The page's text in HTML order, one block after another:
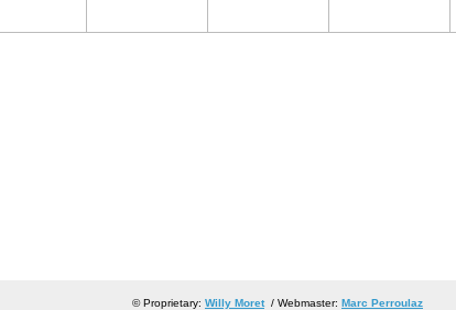
© Proprietary: Willy Moret/ Webmaster: Marc Perroulaz